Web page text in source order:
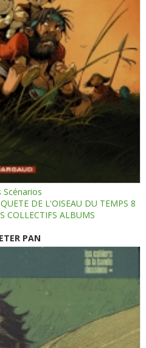
DE L'OISEAU DU TEMPS 8
COLLECTIFS ALBUMS
PAN